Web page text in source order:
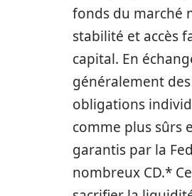
fonds du marché
stabilité et accès
capital. En
généralement
obligations
comme plus sûrs
garantis par la
nombreux CD.*